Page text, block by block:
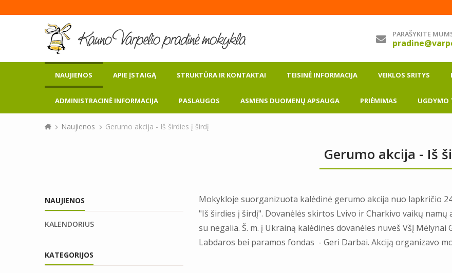
PARAŠYKITE
NAUJIENOS APIE ĮSTAIGĄ STRUKTŪRA IR KONTAKTAI TEISINĖ INFORMACIJA VEIKLOS SRITYS
ADMINISTRACINĖ INFORMACIJA PASLAUGOS ASMENS DUOMENŲ APSAUGA PRIĖMIMAS UGDYMO
Naujienos Gerumo akcija - Iš širdies į širdį
NAUJIENOS
KALENDORIUS
KATEGORIJOS
Gerumo akcija - Iš
Mokykloje suorganizuota kalėdinė gerumo akcija nuo lapkričio
"Iš širdies į širdį". Dovanėlės skirtos Lvivo ir Charkivo vaikų namų
su negalia. Š. m. į Ukrainą kalėdines dovanėles nuveš VšĮ
Labdaros bei paramos fondas - Geri Darbai. Akciją organizavo